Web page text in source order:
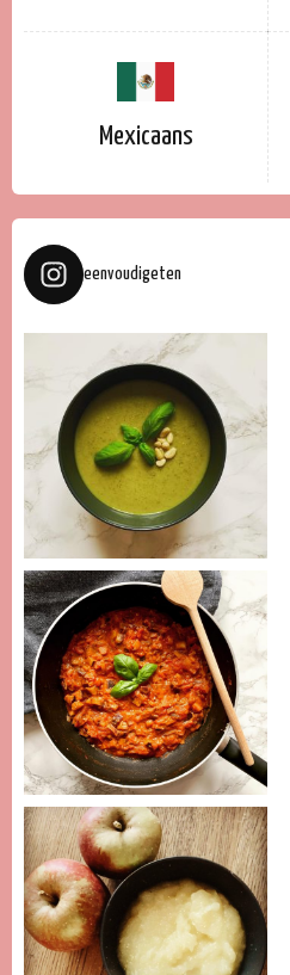
Mexicaans
eenvoudigeten